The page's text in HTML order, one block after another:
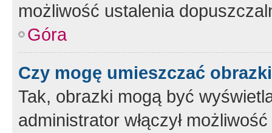
możliwość ustalenia
Góra
Czy mogę umieszczać
Tak, obrazki mogą być
administrator włączył